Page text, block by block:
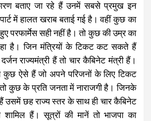
बताए जा रहे हैं उनमें सबसे प्रमुख इन
में हालत खराब बताई गई है। वहीं कुछ का
परफार्मेस सही नहीं है। तो कुछ की उम्र का
रहा है। जिन मंत्रियों के टिकट कट सकते हैं
राज्यमंत्री हैं तो चार कैबिनेट मंत्री हैं।
कुछ ऐसे हैं जो अपने परिजनों के लिए टिकट
कुछ के प्रति जनता में नाराजगी है। जिनके
छह राज्य स्तर के साथ ही चार कैबिनेट
हैं। सूत्रों की मानें तो भाजपा का